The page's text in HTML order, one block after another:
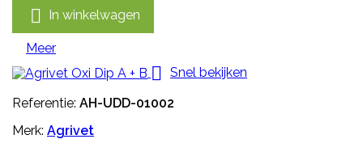
 In winkelwagen
Meer
 Snel bekijken
Referentie: AH-UDD-01002
Merk: Agrivet